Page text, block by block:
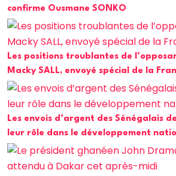
confirme Ousmane SONKO
Les positions troublantes de
Macky SALL, envoyé spécial de la
Les envois d’argent des Sénégalais
leur rôle dans le développement